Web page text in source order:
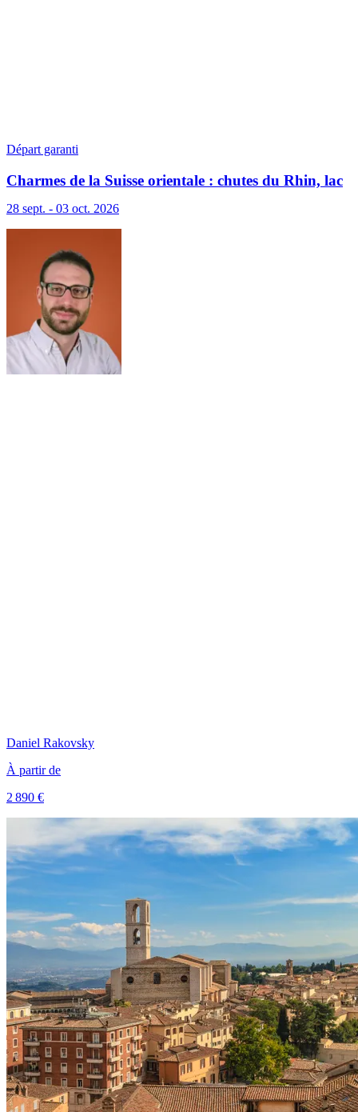
Départ garanti
Charmes de la Suisse orientale : chutes du Rhin, lac
28 sept. - 03 oct. 2026
Daniel Rakovsky
À partir de
2 890 €
Voir le voyage